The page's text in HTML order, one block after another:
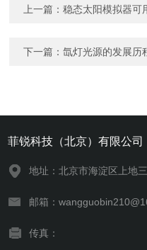
上一篇：稳态太阳模拟器可
下一篇：氙灯光源的发展历
菲锐科技（北京）有限公司
地址：北京市海淀区上地
邮箱：
传真：